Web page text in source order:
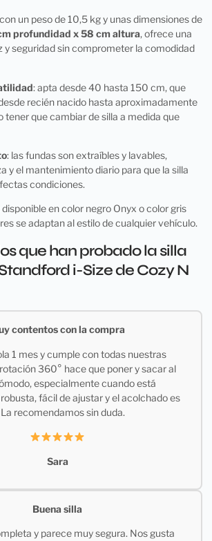
un peso de 10,5 kg y unas dimensiones de
profundidad x 58 cm altura, ofrece una
y seguridad sin comprometer la comodidad
: apta desde 40 hasta 150 cm, que
recién nacido hasta aproximadamente
tener que cambiar de silla a medida que
: las fundas son extraíbles y lavables,
y el mantenimiento diario para que la silla
condiciones.
disponible en color negro Onyx o color gris
se adaptan al estilo de cualquier vehículo.
que han probado la silla
Standford i-Size de Cozy N
contentos con la compra
1 mes y cumple con todas nuestras
360° hace que poner y sacar al
especialmente cuando está
fácil de ajustar y el acolchado es
recomendamos sin duda.
Sara
Buena silla
y parece muy segura. Nos gusta